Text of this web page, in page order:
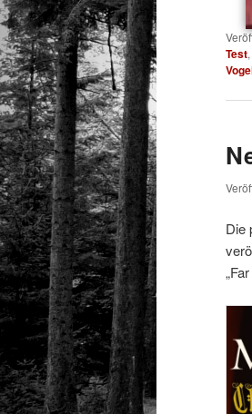
Test,
Die